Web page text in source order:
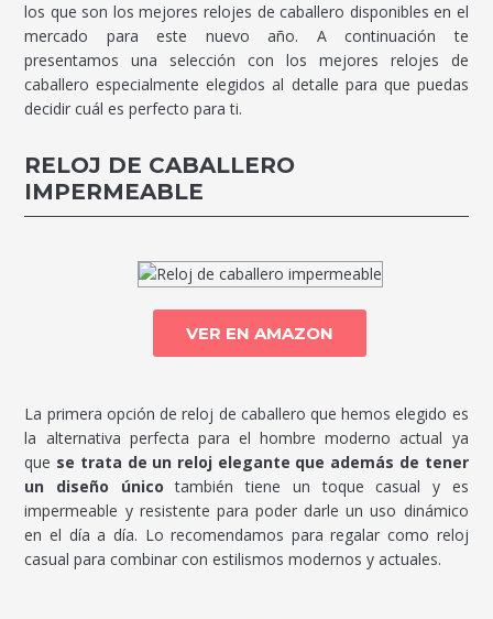
los que son los mejores relojes de caballero disponibles en el
mercado para este nuevo año. A continuación te
presentamos una selección con los mejores relojes de
caballero especialmente elegidos al detalle para que puedas
decidir cuál es perfecto para ti.
RELOJ DE CABALLERO
IMPERMEABLE
VER EN AMAZON
La primera opción de reloj de caballero que hemos elegido es
la alternativa perfecta para el hombre moderno actual ya
que se trata de un reloj elegante que además de tener
un diseño único también tiene un toque casual y es
impermeable y resistente para poder darle un uso dinámico
en el día a día. Lo recomendamos para regalar como reloj
casual para combinar con estilismos modernos y actuales.